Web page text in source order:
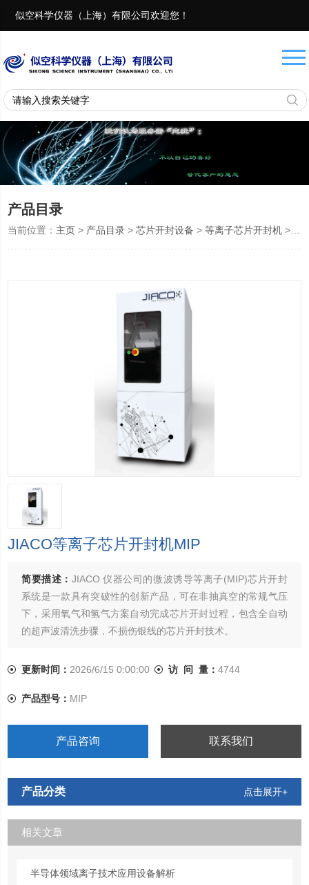
似空科学仪器（上海）有限公司欢迎您！
产品目录
当前位置： 主页 > 产品目录 >芯片开封设备 >等离子芯片开封机 > JIACO等离子芯片开封机MIP
JIACO等离子芯片开封机MIP
简要描述： JIACO 仪器公司的微波诱导等离子(MIP)芯片开封
系统是一款具有突破性的创新产品，可在非抽真空的常规气压
下，采用氧气和氢气方案自动完成芯片开封过程，包含全自动
的超声波清洗步骤，不损伤银线的芯片开封技术。
更新时间：2026/6/15 0:00:00 访 问 量： 4744
产品型号： MIP
产品咨询 联系我们
产品分类 点击展开+
相关文章
半导体领域离子技术应用设备解析